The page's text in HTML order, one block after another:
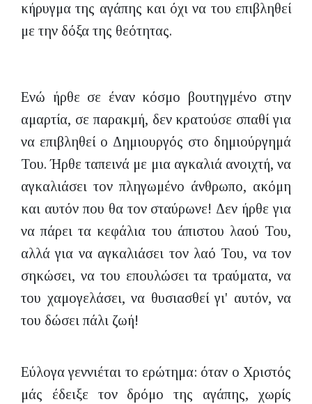
κήρυγμα της αγάπης και όχι να του επιβληθεί
με την δόξα της θεότητας.
Ενώ ήρθε σε έναν κόσμο βουτηγμένο στην
αμαρτία, σε παρακμή, δεν κρατούσε σπαθί για
να επιβληθεί ο Δημιουργός στο δημιούργημά
Του. Ήρθε ταπεινά με μια αγκαλιά ανοιχτή, να
αγκαλιάσει τον πληγωμένο άνθρωπο, ακόμη
και αυτόν που θα τον σταύρωνε! Δεν ήρθε για
να πάρει τα κεφάλια του άπιστου λαού Του,
αλλά για να αγκαλιάσει τον λαό Του, να τον
σηκώσει, να του επουλώσει τα τραύματα, να
του χαμογελάσει, να θυσιασθεί γι' αυτόν, να
του δώσει πάλι ζωή!
Εύλογα γεννιέται το ερώτημα: όταν ο Χριστός
μάς έδειξε τον δρόμο της αγάπης, χωρίς